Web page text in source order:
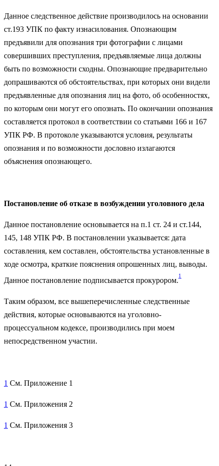
Данное следственное действие производилось на основании
ст.193 УПК по факту изнасилования. Опознающим
предъявили для опознания три фотографии с лицами
совершивших преступления, предъявляемые лица должны
быть по возможности сходны. Опознающие предварительно
допрашиваются об обстоятельствах, при которых они видели
предъявленные для опознания лиц на фото, об особенностях,
по которым они могут его опознать. По окончании опознания
составляется протокол в соответствии со статьями 166 и 167
УПК РФ. В протоколе указываются условия, результаты
опознания и по возможности дословно излагаются
объяснения опознающего.
Постановление об отказе в возбуждении уголовного дела
Данное постановление основывается на п.1 ст. 24 и ст.144,
145, 148 УПК РФ. В постановлении указывается: дата
составления, кем составлен, обстоятельства установленные в
ходе осмотра, краткие пояснения опрошенных лиц, выводы.
Данное постановление подписывается прокурором.
1
Таким образом, все вышеперечисленные следственные
действия, которые основываются на уголовно-
процессуальном кодексе, производились при моем
непосредственном участии.
1 См. Приложение 1
1 См. Приложения 2
1 См. Приложения 3